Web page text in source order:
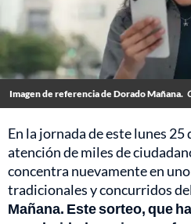
Imagen de referencia de Dorado Mañana.
En la jornada de este lunes 25
atención de miles de
concentra nuevamente en
tradicionales y concurridos
Mañana. Este sorteo, que